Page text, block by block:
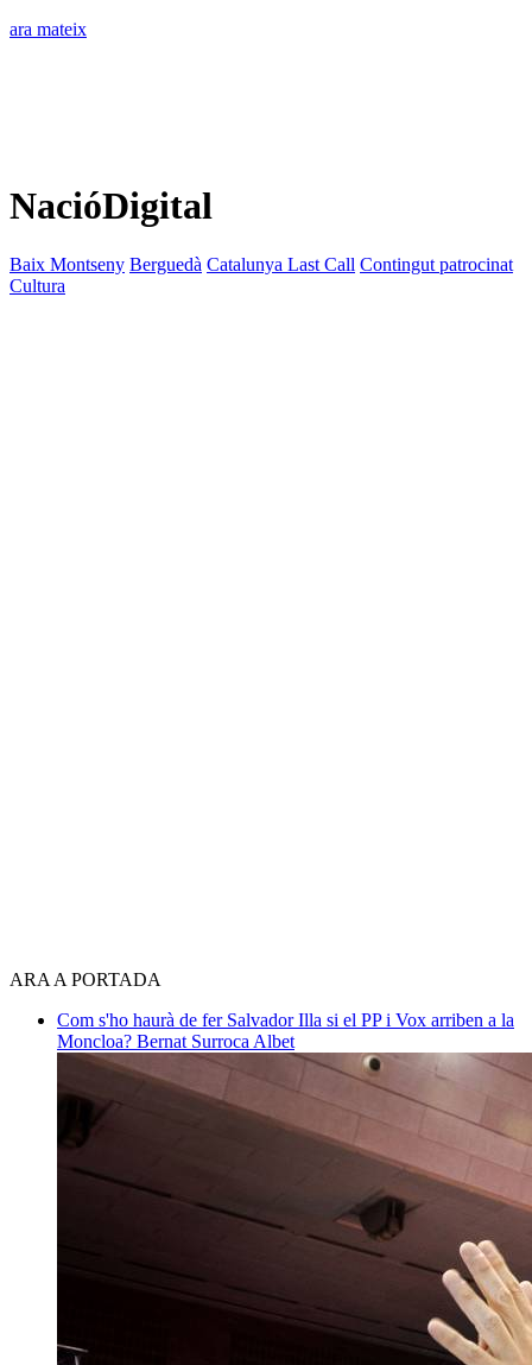
ara mateix
NacióDigital
Baix Montseny Berguedà Catalunya Last Call Contingut patrocinat
Cultura
ARA A PORTADA
Com s'ho haurà de fer Salvador Illa si el PP i Vox arriben a la
Moncloa? Bernat Surroca Albet